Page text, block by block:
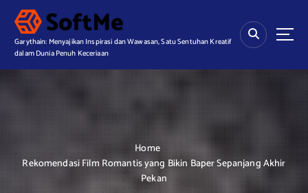
t
Garythain: Menyajikan Inspirasi dan Wawasan, Satu Sentuhan Kreatif
dalam Dunia Penuh Keceriaan
Home
Rekomendasi Film Romantis yang Bikin Baper Sepanjang Akhir
Pekan